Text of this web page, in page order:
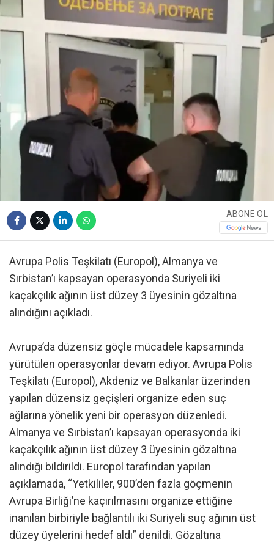
ABONE OL
Avrupa Polis Teşkilatı (Europol), Almanya ve
Sırbistan’ı kapsayan operasyonda Suriyeli iki
kaçakçılık ağının üst düzey 3 üyesinin gözaltına
alındığını açıkladı.
Avrupa’da düzensiz göçle mücadele kapsamında
yürütülen operasyonlar devam ediyor. Avrupa Polis
Teşkilatı (Europol), Akdeniz ve Balkanlar üzerinden
yapılan düzensiz geçişleri organize eden suç
ağlarına yönelik yeni bir operasyon düzenledi.
Almanya ve Sırbistan’ı kapsayan operasyonda iki
kaçakçılık ağının üst düzey 3 üyesinin gözaltına
alındığı bildirildi. Europol tarafından yapılan
açıklamada, “Yetkililer, 900’den fazla göçmenin
Avrupa Birliği’ne kaçırılmasını organize ettiğine
inanılan birbiriyle bağlantılı iki Suriyeli suç ağının üst
düzey üyelerini hedef aldı” denildi. Gözaltına